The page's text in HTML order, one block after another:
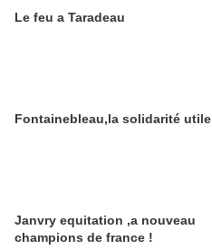
Le feu a Taradeau
Fontainebleau,la solidarité utile
Janvry equitation ,a nouveau
champions de france !